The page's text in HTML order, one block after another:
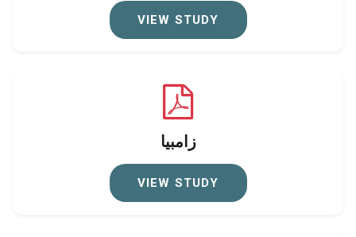
VIEW STUDY
زامبيا
VIEW STUDY